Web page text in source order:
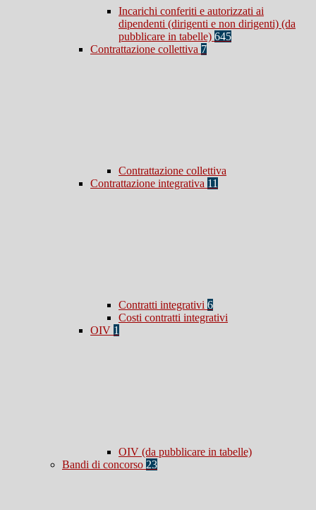
Incarichi conferiti e autorizzati ai
dipendenti (dirigenti e non dirigenti) (da
pubblicare in tabelle) 645
Contrattazione collettiva 7
Contrattazione collettiva
Contrattazione integrativa 11
Contratti integrativi 6
Costi contratti integrativi
OIV 1
OIV (da pubblicare in tabelle)
Bandi di concorso 23